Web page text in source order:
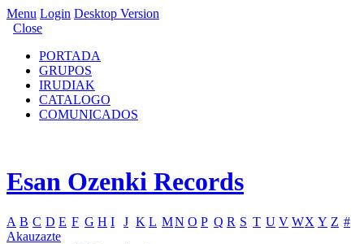
Menu Login Desktop Version
Close
PORTADA
GRUPOS
IRUDIAK
CATALOGO
COMUNICADOS
Esan Ozenki Records
A B C D E F G H I J K L MN O P Q R S T U V WX Y Z #
Akauzazte